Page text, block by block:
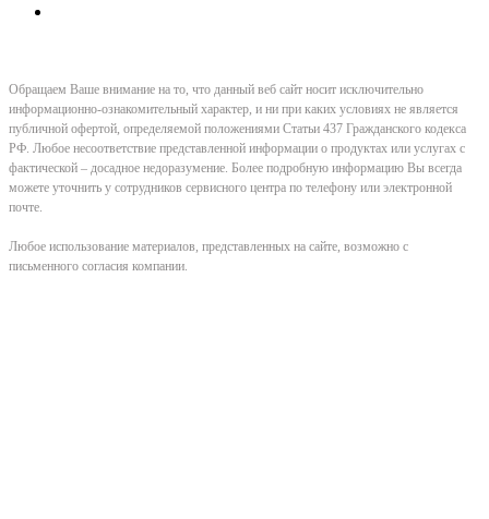
Обращаем Ваше внимание на то, что данный веб сайт носит исключительно
информационно-ознакомительный характер, и ни при каких условиях не является
публичной офертой, определяемой положениями Статьи 437 Гражданского кодекса
РФ. Любое несоответствие представленной информации о продуктах или услугах с
фактической – досадное недоразумение. Более подробную информацию Вы всегда
можете уточнить у сотрудников сервисного центра по телефону или электронной
почте.
Любое использование материалов, представленных на сайте, возможно с
письменного согласия компании.